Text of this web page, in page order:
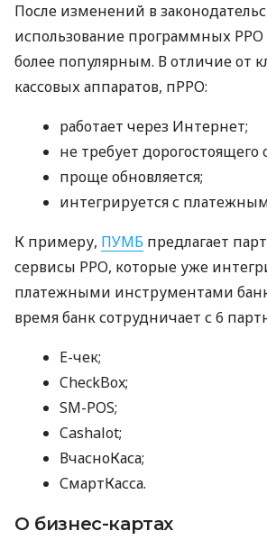
После изменений в
использование программных РРО
более популярным. В отличие от
кассовых аппаратов, пРРО:
работает через Интернет;
не требует дорогостоящего
проще обновляется;
интегрируется с
К примеру, ПУМБ предлагает
сервисы РРО, которые уже
платежными инструментами
время банк сотрудничает с 6
E-чек;
CheckBox;
SM-POS;
Cashalot;
ВчасноКаса;
СмартКасса.
О бизнес-картах